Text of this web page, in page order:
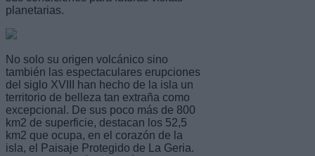
planetarias.
No solo su origen volcánico sino
también las espectaculares erupciones
del siglo XVIII han hecho de la isla un
territorio de belleza tan extraña como
excepcional. De sus poco más de 800
km2 de superficie, destacan los 52,5
km2 que ocupa, en el corazón de la
isla, el Paisaje Protegido de La Geria.